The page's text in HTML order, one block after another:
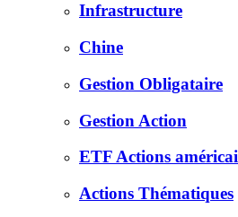
Infrastructure
Chine
Gestion Obligataire
Gestion Action
ETF Actions
Actions Thématiques